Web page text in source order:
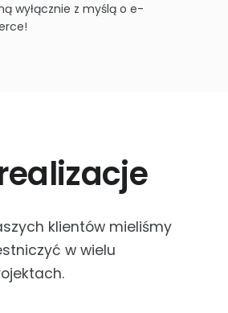
wyłącznie z myślą o e-
klientów mieliśmy
w wielu